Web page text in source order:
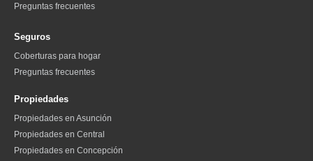
Preguntas frecuentes
Seguros
Coberturas para hogar
Preguntas frecuentes
Propiedades
Propiedades en Asunción
Propiedades en Central
Propiedades en Concepción